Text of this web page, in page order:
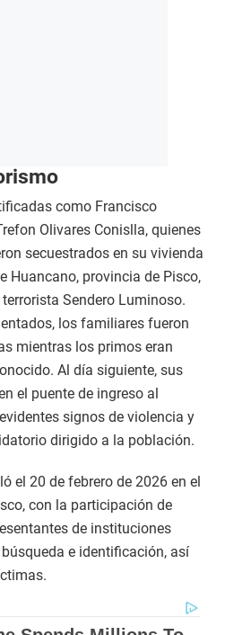
como Francisco
Olivares Conislla, quienes
secuestrados en su vivienda
Huancano, provincia de Pisco,
Sendero Luminoso.
los familiares fueron
mientras los primos eran
Al día siguiente, sus
el puente de ingreso al
signos de violencia y
dirigido a la población.
el 20 de febrero de 2026 en el
con la participación de
de instituciones
e identificación, así